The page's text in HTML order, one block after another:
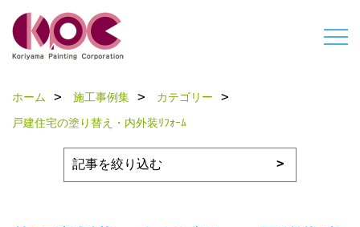
ホーム 施工事例集
カテゴリー
戸建住宅の塗り替え・内外装ﾘﾌｫｰﾑ